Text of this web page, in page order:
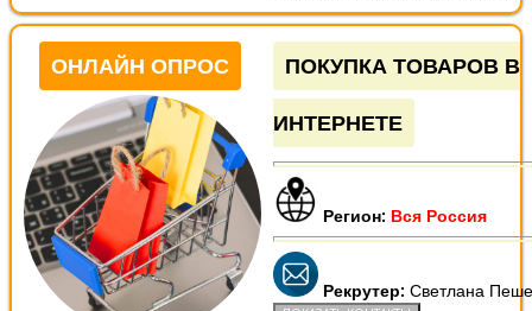
ОНЛАЙН ОПРОС ПОКУПКА ТОВАРОВ В
ИНТЕРНЕТЕ
Регион: Вся Россия
Рекрутер: Светлана